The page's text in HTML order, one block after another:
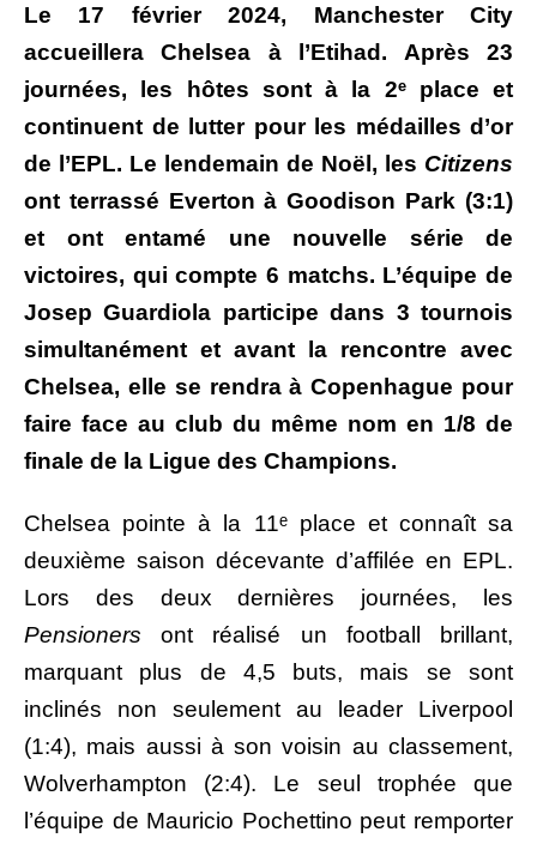
Le 17 février 2024, Manchester City
accueillera Chelsea à l’Etihad. Après 23
journées, les hôtes sont à la 2ᵉ place et
continuent de lutter pour les médailles d’or
de l’EPL. Le lendemain de Noël, les Citizens
ont terrassé Everton à Goodison Park (3:1)
et ont entamé une nouvelle série de
victoires, qui compte 6 matchs. L’équipe de
Josep Guardiola participe dans 3 tournois
simultanément et avant la rencontre avec
Chelsea, elle se rendra à Copenhague pour
faire face au club du même nom en 1/8 de
finale de la Ligue des Champions.
Chelsea pointe à la 11ᵉ place et connaît sa
deuxième saison décevante d’affilée en EPL.
Lors des deux dernières journées, les
Pensionersont réalisé un football brillant,
marquant plus de 4,5 buts, mais se sont
inclinés non seulement au leader Liverpool
(1:4), mais aussi à son voisin au classement,
Wolverhampton (2:4). Le seul trophée que
l’équipe de Mauricio Pochettino peut remporter